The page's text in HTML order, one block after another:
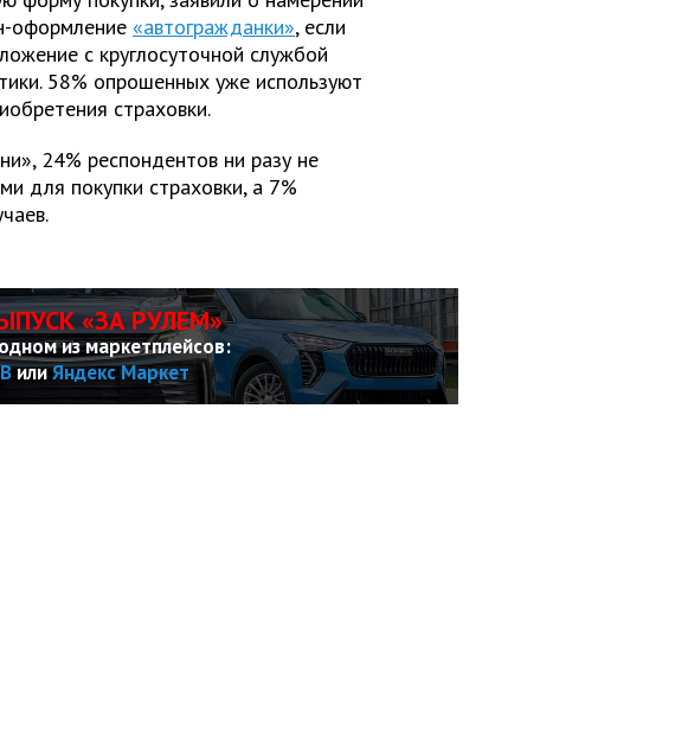
оформление «автогражданки», если
с круглосуточной службой
58% опрошенных уже используют
страховки.
24% респондентов ни разу не
для покупки страховки, а 7%
«ЗА РУЛЕМ»
из маркетплейсов:
илиЯндекс Маркет